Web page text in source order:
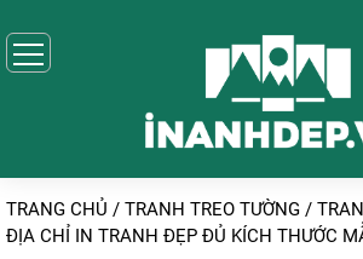
TRANG CHỦ / TRANH TREO TƯỜNG /
ĐỊA CHỈ IN TRANH ĐẸP ĐỦ KÍCH THƯỚC